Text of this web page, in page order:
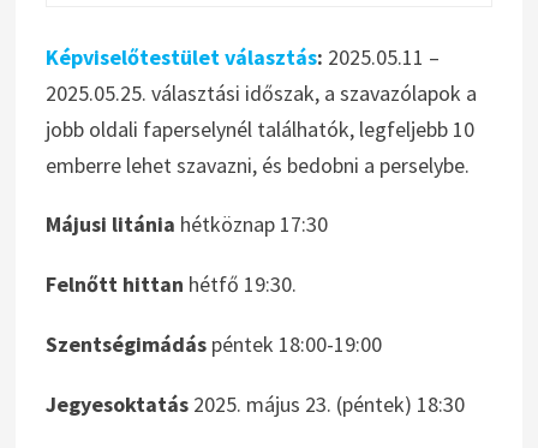
Képviselőtestület választás: 2025.05.11 –
2025.05.25. választási időszak, a szavazólapok a
jobb oldali faperselynél találhatók, legfeljebb 10
emberre lehet szavazni, és bedobni a perselybe.
Májusi litánia hétköznap 17:30
Felnőtt hittan hétfő 19:30.
Szentségimádáspéntek 18:00-19:00
Jegyesoktatás 2025. május 23. (péntek) 18:30